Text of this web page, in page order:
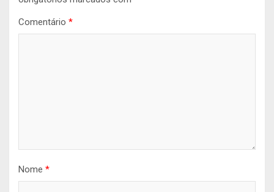
Comentário *
Nome *